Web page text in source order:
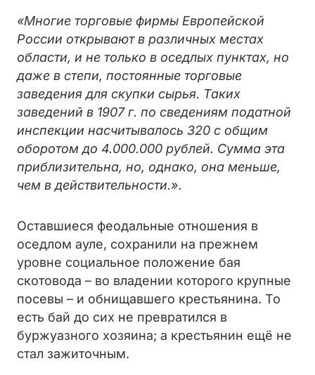
«Многие торговые фирмы Европейской
России открывают в различных местах
области, и не только в оседлых пунктах, но
даже в степи, постоянные торговые
заведения для скупки сырья. Таких
заведений в 1907 г. по сведениям податной
инспекции насчитывалось 320 с общим
оборотом до 4.000.000 рублей. Сумма эта
приблизительна, но, однако, она меньше,
чем в действительности.».
Оставшиеся феодальные отношения в
оседлом ауле, сохранили на прежнем
уровне социальное положение бая
скотовода – во владении которого крупные
посевы – и обнищавшего крестьянина. То
есть бай до сих не превратился в
буржуазного хозяина; а крестьянин ещё не
стал зажиточным.